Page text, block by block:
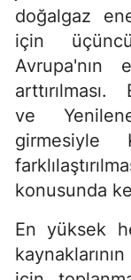
doğalgaz
için
Avrupa'nın
arttırılması.
ve
girmesiyle
konusunda
En yüksek